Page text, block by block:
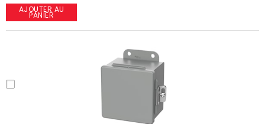
AJOUTER AU
PANIER